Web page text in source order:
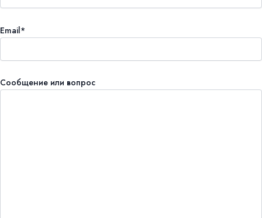
Email*
Сообщение или вопрос